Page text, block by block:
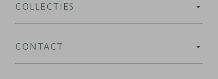
COLLECTIES
CONTACT